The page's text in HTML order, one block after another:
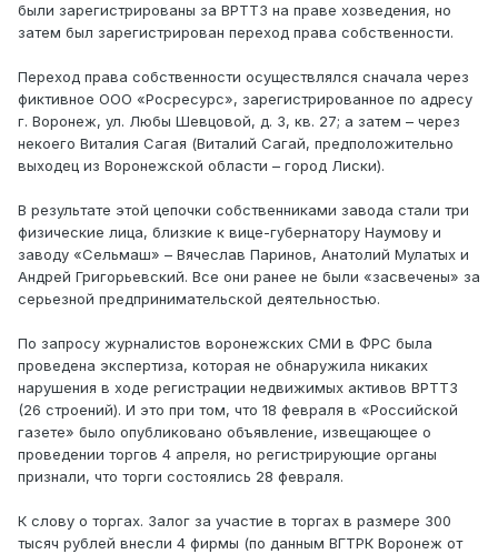
были зарегистрированы за ВРТТЗ на праве хозведения, но
затем был зарегистрирован переход права собственности.
Переход права собственности осуществлялся сначала через
фиктивное ООО «Росресурс», зарегистрированное по адресу
г. Воронеж, ул. Любы Шевцовой, д. 3, кв. 27; а затем – через
некоего Виталия Сагая (Виталий Сагай, предположительно
выходец из Воронежской области – город Лиски).
В результате этой цепочки собственниками завода стали три
физические лица, близкие к вице-губернатору Наумову и
заводу «Сельмаш» – Вячеслав Паринов, Анатолий Мулатых и
Андрей Григорьевский. Все они ранее не были «засвечены» за
серьезной предпринимательской деятельностью.
По запросу журналистов воронежских СМИ в ФРС была
проведена экспертиза, которая не обнаружила никаких
нарушения в ходе регистрации недвижимых активов ВРТТЗ
(26 строений). И это при том, что 18 февраля в «Российской
газете» было опубликовано объявление, извещающее о
проведении торгов 4 апреля, но регистрирующие органы
признали, что торги состоялись 28 февраля.
К слову о торгах. Залог за участие в торгах в размере 300
тысяч рублей внесли 4 фирмы (по данным ВГТРК Воронеж от